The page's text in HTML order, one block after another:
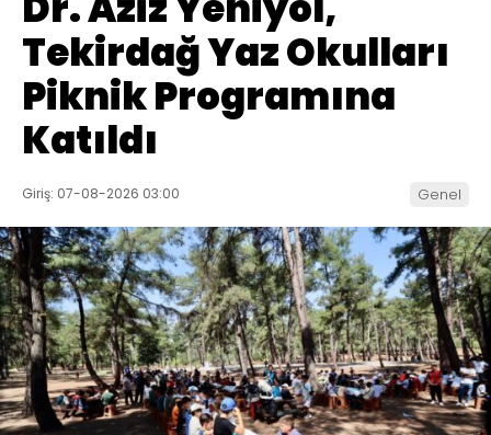
Tekirdağ Yaz Okulları
Piknik Programına
Katıldı
Giriş: 07-08-2026 03:00 Genel